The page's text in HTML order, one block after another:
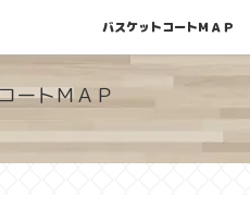
かるバスケットコート情報
ートＭＡＰ
バスケットコートＭＡＰ